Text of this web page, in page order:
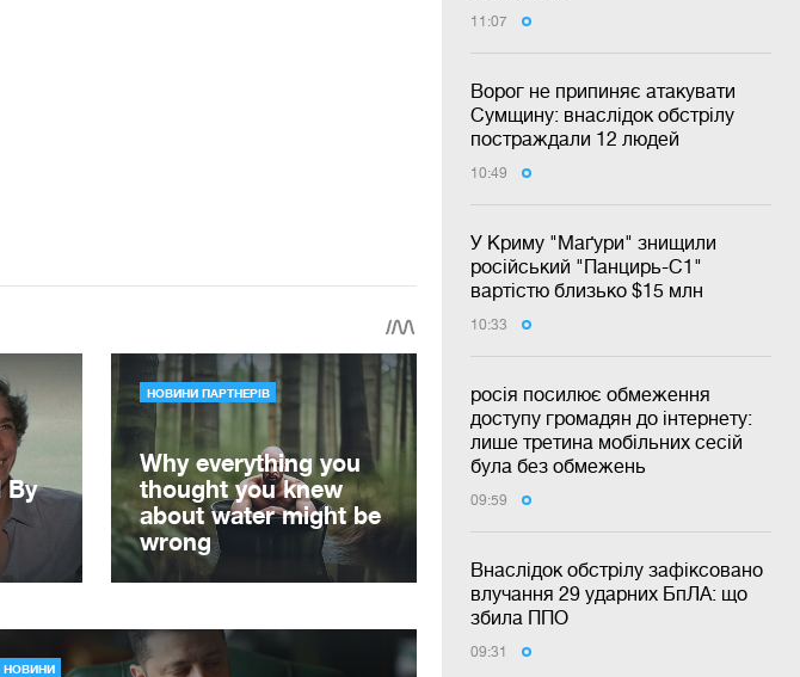
11:07
Ворог не припиняє атакувати
Сумщину: внаслідок обстрілу
постраждали 12 людей
10:49
У Криму "Маґури" знищили
російський "Панцирь-С1"
вартістю близько $15 млн
10:33
росія посилює обмеження
доступу громадян до інтернету:
лише третина мобільних сесій
була без обмежень
09:59
Внаслідок обстрілу зафіксовано
влучання 29 ударних БпЛА: що
збила ППО
09:31
НОВИНИ